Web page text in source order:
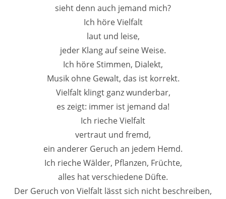
sieht denn auch jemand mich?
Ich höre Vielfalt
laut und leise,
jeder Klang auf seine Weise.
Ich höre Stimmen, Dialekt,
Musik ohne Gewalt, das ist korrekt.
Vielfalt klingt ganz wunderbar,
es zeigt: immer ist jemand da!
Ich rieche Vielfalt
vertraut und fremd,
ein anderer Geruch an jedem Hemd.
Ich rieche Wälder, Pflanzen, Früchte,
alles hat verschiedene Düfte.
Der Geruch von Vielfalt lässt sich nicht beschreiben,